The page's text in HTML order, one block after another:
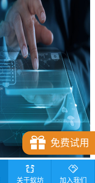
免费试用
关于蚁坊 加入我们